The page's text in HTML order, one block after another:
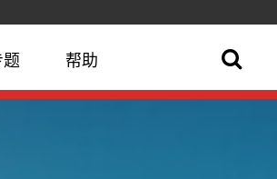
题 帮助